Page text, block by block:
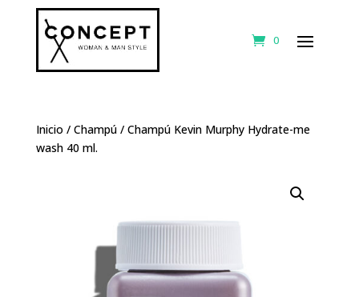
0
Inicio / Champú/ Champú Kevin Murphy Hydrate-me
wash 40 ml.